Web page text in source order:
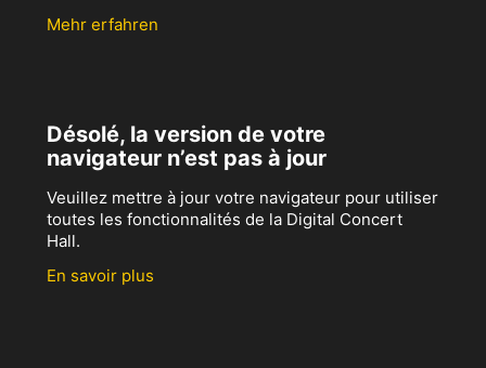
Mehr erfahren
Désolé, la version de votre
navigateur n’est pas à jour
Veuillez mettre à jour votre navigateur pour utiliser
toutes les fonctionnalités de la Digital Concert
Hall.
En savoir plus